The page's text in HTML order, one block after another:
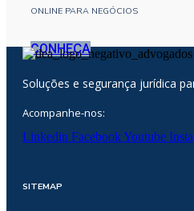
ONLINE PARA NEGÓCIOS
CONHEÇA
Soluções e segurança jurídica
Acompanhe-nos:
Linkedin FacebookYoutube
SITEMAP